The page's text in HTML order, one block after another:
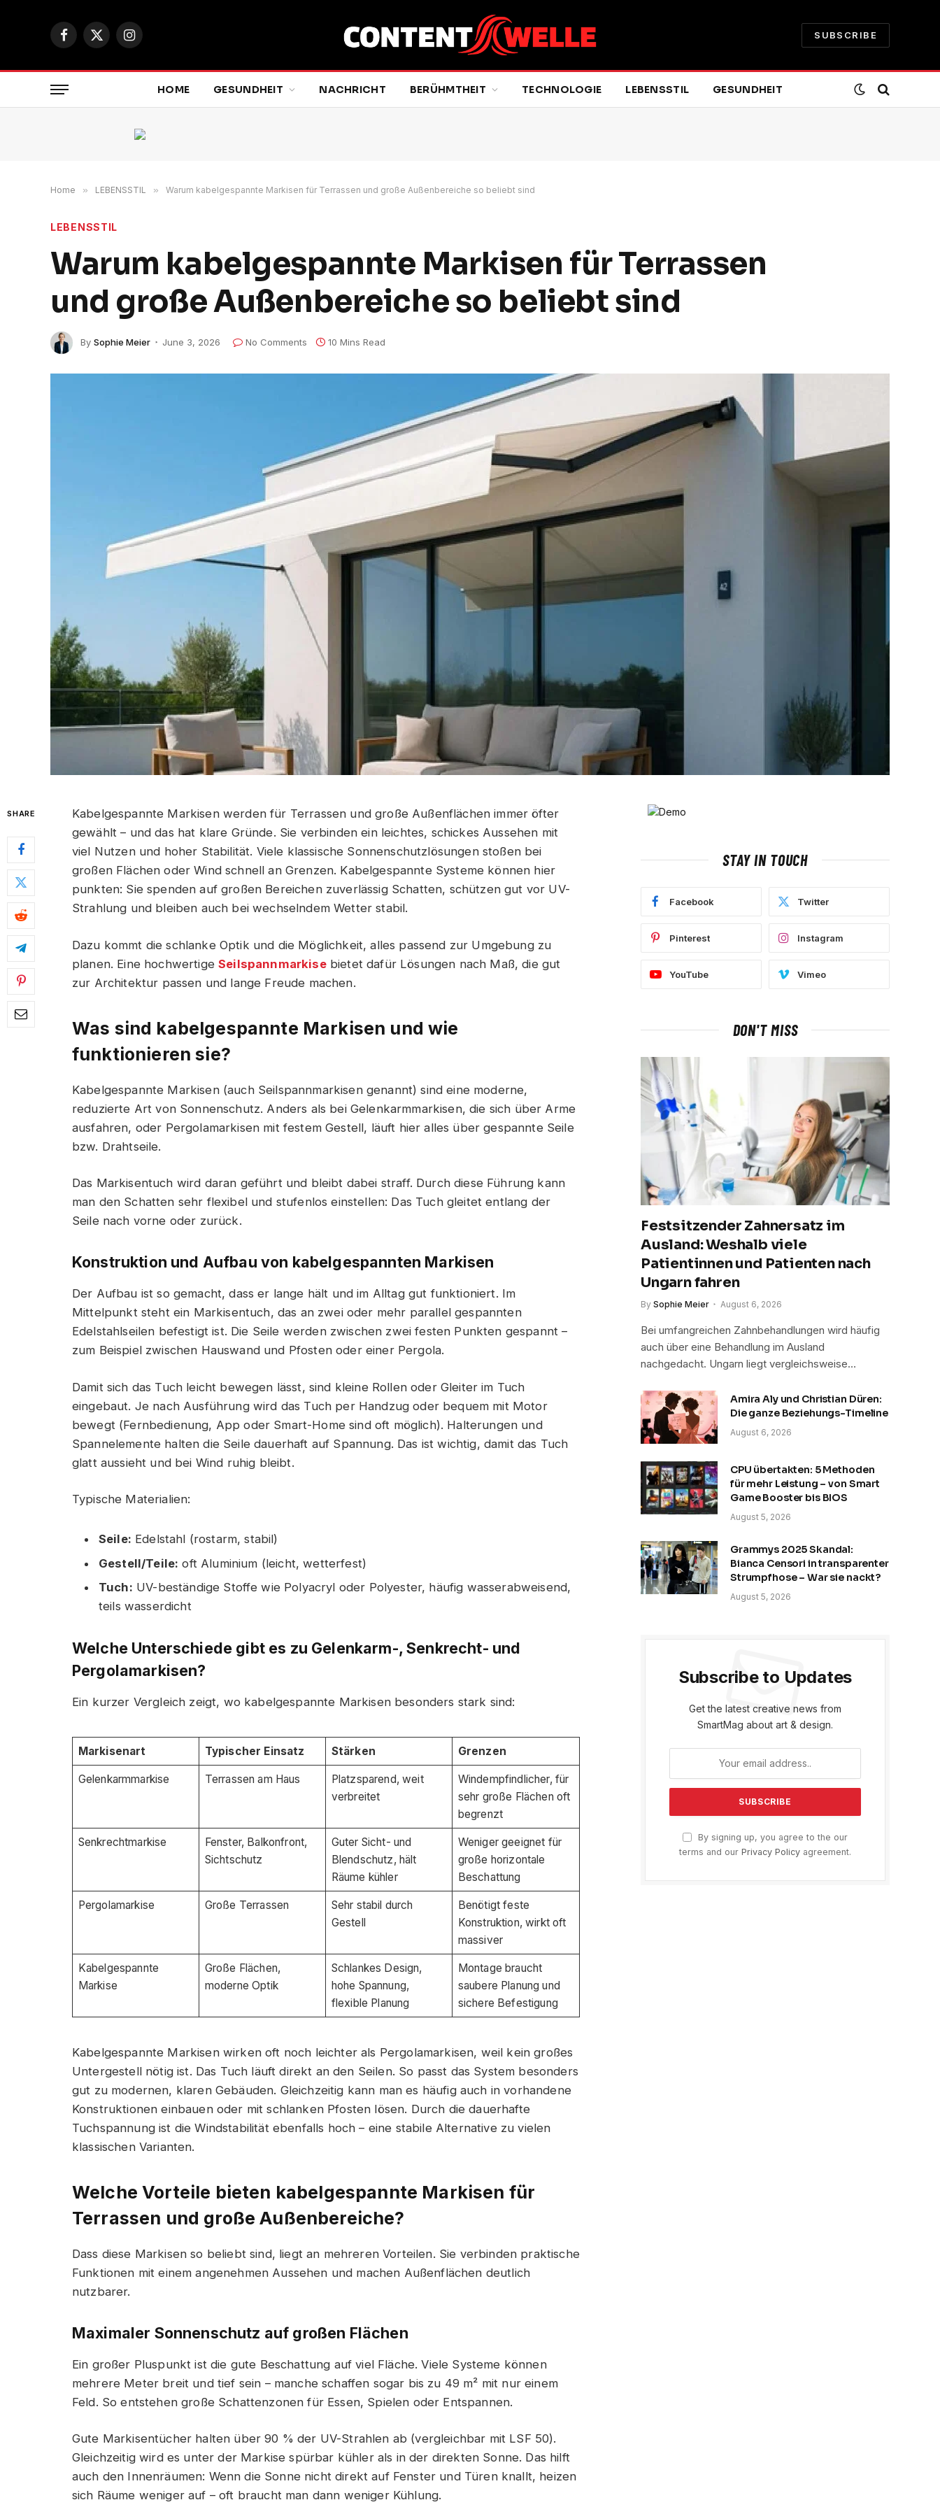
Facebook
X
Instagram
SUBSCRIBE
HOME GESUNDHEIT NACHRICHT BERÜHMTHEIT TECHNOLOGIE LEBENSSTIL GESUNDHEIT
Home » LEBENSSTIL » Warum kabelgespannte Markisen für Terrassen und große Außenbereiche so beliebt sind
LEBENSSTIL
Warum kabelgespannte Markisen für Terrassen
und große Außenbereiche so beliebt sind
By Sophie Meier June 3, 2026 No Comments 10 Mins Read
SHARE
Kabelgespannte Markisen werden für Terrassen und große Außenflächen immer öfter
gewählt – und das hat klare Gründe. Sie verbinden ein leichtes, schickes Aussehen mit
viel Nutzen und hoher Stabilität. Viele klassische Sonnenschutzlösungen stoßen bei
großen Flächen oder Wind schnell an Grenzen. Kabelgespannte Systeme können hier
punkten: Sie spenden auf großen Bereichen zuverlässig Schatten, schützen gut vor UV-
Strahlung und bleiben auch bei wechselndem Wetter stabil.
Dazu kommt die schlanke Optik und die Möglichkeit, alles passend zur Umgebung zu
planen. Eine hochwertigeSeilspannmarkisebietet dafür Lösungen nach Maß, die gut
zur Architektur passen und lange Freude machen.
Was sind kabelgespannte Markisen und wie
funktionieren sie?
Kabelgespannte Markisen (auch Seilspannmarkisen genannt) sind eine moderne,
reduzierte Art von Sonnenschutz. Anders als bei Gelenkarmmarkisen, die sich über Arme
ausfahren, oder Pergolamarkisen mit festem Gestell, läuft hier alles über gespannte Seile
bzw. Drahtseile.
Das Markisentuch wird daran geführt und bleibt dabei straff. Durch diese Führung kann
man den Schatten sehr flexibel und stufenlos einstellen: Das Tuch gleitet entlang der
Seile nach vorne oder zurück.
Konstruktion und Aufbau von kabelgespannten Markisen
Der Aufbau ist so gemacht, dass er lange hält und im Alltag gut funktioniert. Im
Mittelpunkt steht ein Markisentuch, das an zwei oder mehr parallel gespannten
Edelstahlseilen befestigt ist. Die Seile werden zwischen zwei festen Punkten gespannt –
zum Beispiel zwischen Hauswand und Pfosten oder einer Pergola.
Damit sich das Tuch leicht bewegen lässt, sind kleine Rollen oder Gleiter im Tuch
eingebaut. Je nach Ausführung wird das Tuch per Handzug oder bequem mit Motor
bewegt (Fernbedienung, App oder Smart-Home sind oft möglich). Halterungen und
Spannelemente halten die Seile dauerhaft auf Spannung. Das ist wichtig, damit das Tuch
glatt aussieht und bei Wind ruhig bleibt.
Typische Materialien:
Seile: Edelstahl (rostarm, stabil)
Gestell/Teile: oft Aluminium (leicht, wetterfest)
Tuch: UV-beständige Stoffe wie Polyacryl oder Polyester, häufig wasserabweisend,
teils wasserdicht
Welche Unterschiede gibt es zu Gelenkarm-, Senkrecht- und
Pergolamarkisen?
Ein kurzer Vergleich zeigt, wo kabelgespannte Markisen besonders stark sind:
Markisenart Typischer Einsatz Stärken Grenzen
Gelenkarmmarkise Terrassen am Haus
Platzsparend, weit
verbreitet
Windempfindlicher, für
sehr große Flächen oft
begrenzt
Senkrechtmarkise
Fenster, Balkonfront,
Sichtschutz
Guter Sicht- und
Blendschutz, hält
Räume kühler
Weniger geeignet für
große horizontale
Beschattung
Pergolamarkise Große Terrassen
Sehr stabil durch
Gestell
Benötigt feste
Konstruktion, wirkt oft
massiver
Kabelgespannte
Markise
Große Flächen,
moderne Optik
Schlankes Design,
hohe Spannung,
flexible Planung
Montage braucht
saubere Planung und
sichere Befestigung
Kabelgespannte Markisen wirken oft noch leichter als Pergolamarkisen, weil kein großes
Untergestell nötig ist. Das Tuch läuft direkt an den Seilen. So passt das System besonders
gut zu modernen, klaren Gebäuden. Gleichzeitig kann man es häufig auch in vorhandene
Konstruktionen einbauen oder mit schlanken Pfosten lösen. Durch die dauerhafte
Tuchspannung ist die Windstabilität ebenfalls hoch – eine stabile Alternative zu vielen
klassischen Varianten.
Welche Vorteile bieten kabelgespannte Markisen für
Terrassen und große Außenbereiche?
Dass diese Markisen so beliebt sind, liegt an mehreren Vorteilen. Sie verbinden praktische
Funktionen mit einem angenehmen Aussehen und machen Außenflächen deutlich
nutzbarer.
Maximaler Sonnenschutz auf großen Flächen
Ein großer Pluspunkt ist die gute Beschattung auf viel Fläche. Viele Systeme können
mehrere Meter breit und tief sein – manche schaffen sogar bis zu 49 m² mit nur einem
Feld. So entstehen große Schattenzonen für Essen, Spielen oder Entspannen.
Gute Markisentücher halten über 90 % der UV-Strahlen ab (vergleichbar mit LSF 50).
Gleichzeitig wird es unter der Markise spürbar kühler als in der direkten Sonne. Das hilft
auch den Innenräumen: Wenn die Sonne nicht direkt auf Fenster und Türen knallt, heizen
sich Räume weniger auf – oft braucht man dann weniger Kühlung.
STAY IN TOUCH
Facebook Twitter
Pinterest Instagram
YouTube Vimeo
DON'T MISS
Festsitzender Zahnersatz im
Ausland: Weshalb viele
Patientinnen und Patienten nach
Ungarn fahren
By Sophie Meier August 6, 2026
Bei umfangreichen Zahnbehandlungen wird häufig
auch über eine Behandlung im Ausland
nachgedacht. Ungarn liegt vergleichsweise…
Amira Aly und Christian Düren:
Die ganze Beziehungs-Timeline
August 6, 2026
CPU übertakten: 5 Methoden
für mehr Leistung – von Smart
Game Booster bis BIOS
August 5, 2026
Grammys 2025 Skandal:
Bianca Censori in transparenter
Strumpfhose – War sie nackt?
August 5, 2026
Subscribe to Updates
Get the latest creative news from
SmartMag about art & design.
By signing up, you agree to the our
terms and our Privacy Policy agreement.